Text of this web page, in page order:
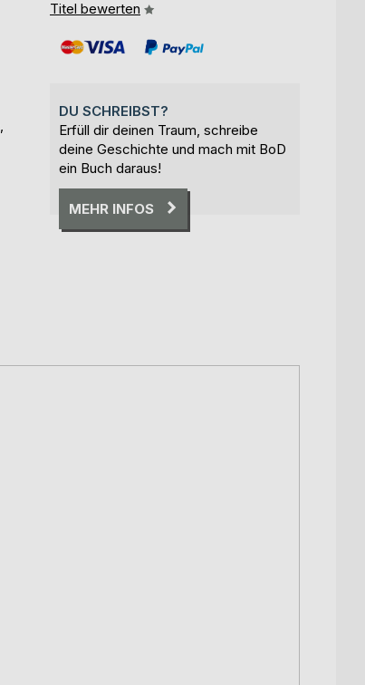
Titel bewerten
DU SCHREIBST?
Erfüll dir deinen Traum, schreibe
deine Geschichte und mach mit BoD
ein Buch daraus!
MEHR INFOS